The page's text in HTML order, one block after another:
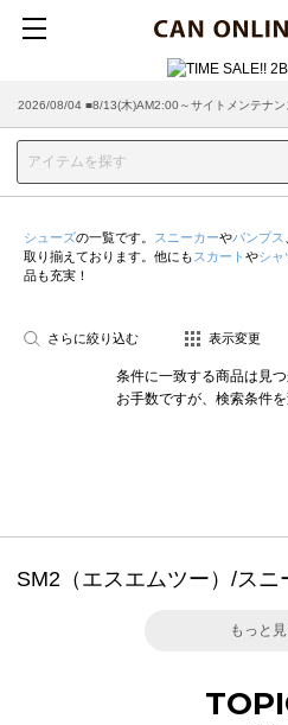
2026/08/04 ■8/13(木)AM2:00～サイトメンテナン
シューズの一覧です。 スニーカーやパンプス
取り揃えております。他にも スカート やシャ
品も充実！
さらに絞り込む 表示変更
条件に一致する商品は見つ
お手数ですが、検索条件を
SM2（エスエムツー）/ス
もっと